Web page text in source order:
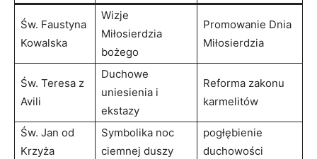
Św. Faustyna
Kowalska
Wizje
Miłosierdzia
bożego
Promowanie Dnia
Miłosierdzia
Św.⁣ Teresa​ z
Avili
Duchowe ​
uniesienia i
ekstazy
Reforma zakonu
karmelitów
Św. Jan od
Krzyża
Symbolika ‍noc
ciemnej duszy
pogłębienie
⁢duchowości